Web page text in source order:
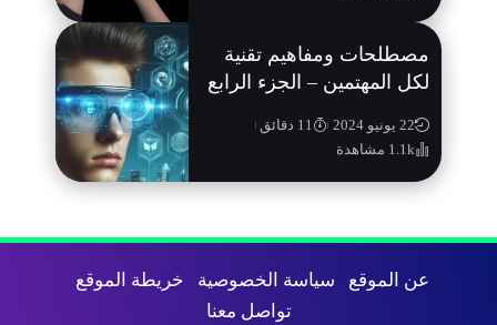
مصطلحات ومفاهيم تقنية
لكل المهتمين – الجزء الرابع
22 يونيو 2024
11 دقائق
1.1k مشاهدة
عن الموقع سياسة الخصوصية
خريطة الموقع
تواصل معنا